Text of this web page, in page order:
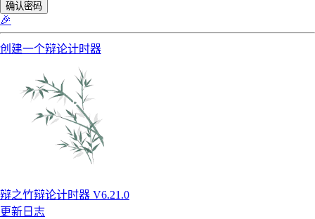
确认密码
🎉
创建一个辩论计时器
辩之竹辩论计时器 V6.21.0
更新日志